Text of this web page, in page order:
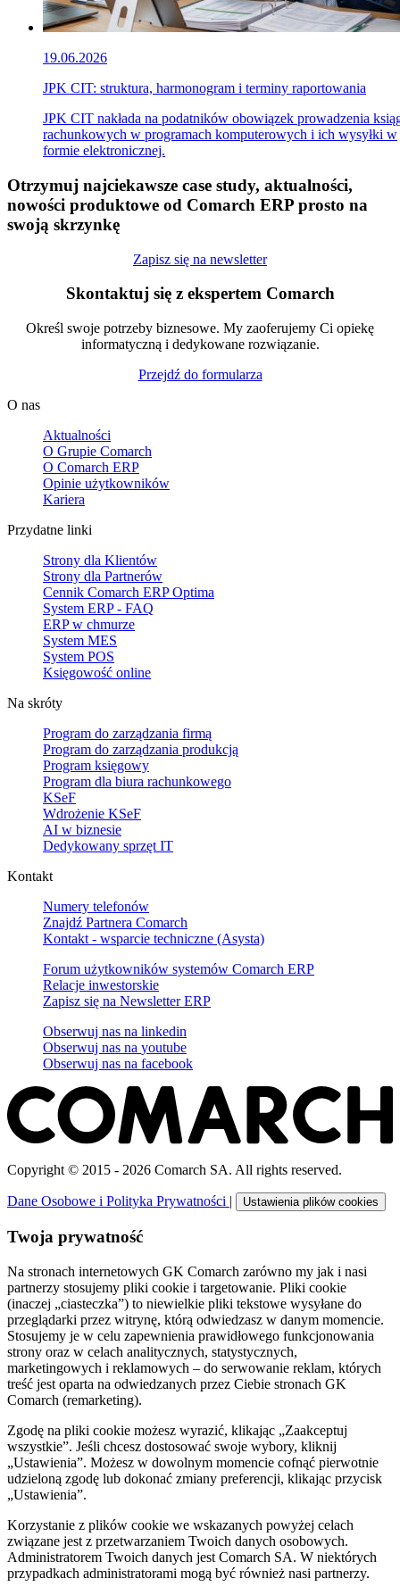
19.06.2026
JPK CIT: struktura, harmonogram i terminy raportowania
JPK CIT nakłada na podatników obowiązek prowadzenia
rachunkowych w programach komputerowych i ich wysyłki w
formie elektronicznej.
Otrzymuj najciekawsze case study, aktualności,
nowości produktowe od Comarch ERP prosto na
swoją skrzynkę
Zapisz się na newsletter
Skontaktuj się z ekspertem Comarch
Określ swoje potrzeby biznesowe. My zaoferujemy Ci opiekę
informatyczną i dedykowane rozwiązanie.
Przejdź do formularza
O nas
Aktualności
O Grupie Comarch
O Comarch ERP
Opinie użytkowników
Kariera
Przydatne linki
Strony dla Klientów
Strony dla Partnerów
Cennik Comarch ERP Optima
System ERP - FAQ
ERP w chmurze
System MES
System POS
Księgowość online
Na skróty
Program do zarządzania firmą
Program do zarządzania produkcją
Program księgowy
Program dla biura rachunkowego
KSeF
Wdrożenie KSeF
AI w biznesie
Dedykowany sprzęt IT
Kontakt
Numery telefonów
Znajdź Partnera Comarch
Kontakt - wsparcie techniczne (Asysta)
Forum użytkowników systemów Comarch ERP
Relacje inwestorskie
Zapisz się na Newsletter ERP
Obserwuj nas na linkedin
Obserwuj nas na youtube
Obserwuj nas na facebook
Copyright © 2015 - 2026 Comarch SA. All rights reserved.
Dane Osobowe i Polityka Prywatności | Ustawienia plików cookies
Twoja prywatność
Na stronach internetowych GK Comarch zarówno my jak i nasi
partnerzy stosujemy pliki cookie i targetowanie. Pliki cookie
(inaczej „ciasteczka”) to niewielkie pliki tekstowe wysyłane do
przeglądarki przez witrynę, którą odwiedzasz w danym momencie.
Stosujemy je w celu zapewnienia prawidłowego funkcjonowania
strony oraz w celach analitycznych, statystycznych,
marketingowych i reklamowych – do serwowanie reklam, których
treść jest oparta na odwiedzanych przez Ciebie stronach GK
Comarch (remarketing).
Zgodę na pliki cookie możesz wyrazić, klikając „Zaakceptuj
wszystkie”. Jeśli chcesz dostosować swoje wybory, kliknij
„Ustawienia”. Możesz w dowolnym momencie cofnąć pierwotnie
udzieloną zgodę lub dokonać zmiany preferencji, klikając przycisk
„Ustawienia”.
Korzystanie z plików cookie we wskazanych powyżej celach
związane jest z przetwarzaniem Twoich danych osobowych.
Administratorem Twoich danych jest Comarch SA. W niektórych
przypadkach administratorami mogą być również nasi partnerzy.